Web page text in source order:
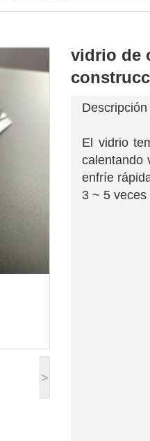
>
vidrio de
El vidrio
calentando
enfríe
3 ~ 5